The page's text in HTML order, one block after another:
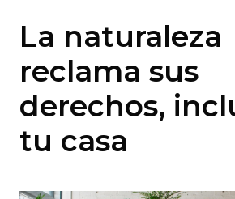
La naturaleza
reclama sus
derechos,
tu casa